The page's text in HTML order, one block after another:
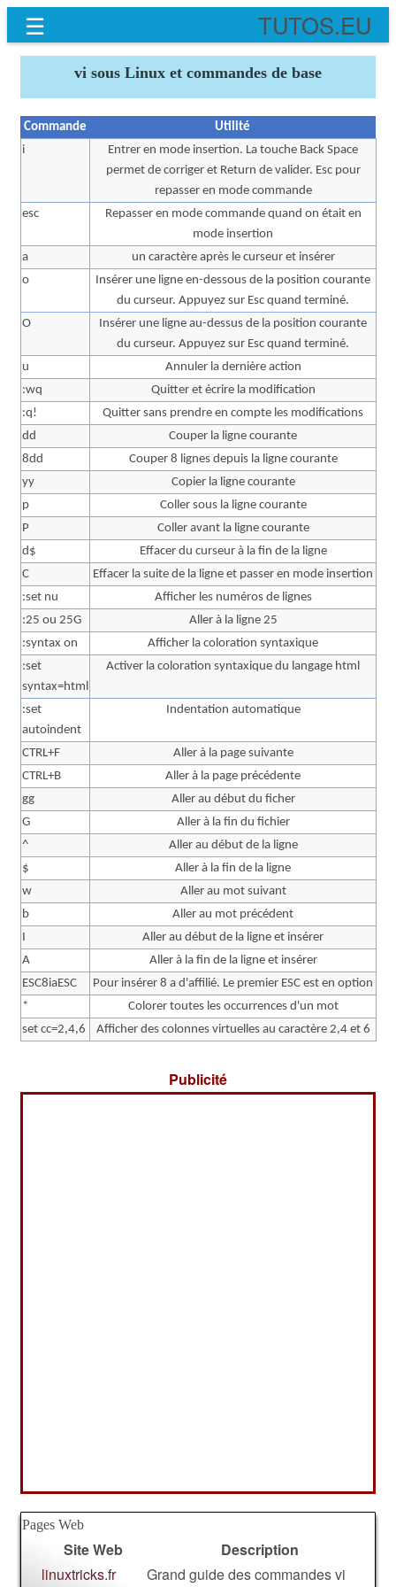
☰ TUTOS.EU
vi sous Linux et commandes de base
Commande
Utilité
i
Entrer en mode insertion. La touche Back Space
permet de corriger et Return de valider. Esc pour
repasser en mode commande
esc
Repasser en mode commande quand on était en
mode insertion
a
un caractère après le curseur et insérer
o
Insérer une ligne en-dessous de la position courante
du curseur. Appuyez sur Esc quand terminé.
O
Insérer une ligne au-dessus de la position courante
du curseur. Appuyez sur Esc quand terminé.
u
Annuler la dernière action
:wq
Quitter et écrire la modification
:q!
Quitter sans prendre en compte les modifications
dd
Couper la ligne courante
8dd
Couper 8 lignes depuis la ligne courante
yy
Copier la ligne courante
p
Coller sous la ligne courante
P
Coller avant la ligne courante
d$
Effacer du curseur à la fin de la ligne
C
Effacer la suite de la ligne et passer en mode insertion
:set nu
Afficher les numéros de lignes
:25 ou 25G
Aller à la ligne 25
:syntax on
Afficher la coloration syntaxique
:set
syntax=html
Activer la coloration syntaxique du langage html
:set
autoindent
Indentation automatique
CTRL+F
Aller à la page suivante
CTRL+B
Aller à la page précédente
gg
Aller au début du ficher
G
Aller à la fin du fichier
^
Aller au début de la ligne
$
Aller à la fin de la ligne
w
Aller au mot suivant
b
Aller au mot précédent
I
Aller au début de la ligne et insérer
A
Aller à la fin de la ligne et insérer
ESC8iaESC
Pour insérer 8 a d'affilié. Le premier ESC est en option
*
Colorer toutes les occurrences d'un mot
set cc=2,4,6
Afficher des colonnes virtuelles au caractère 2,4 et 6
Publicité
Pages Web
Site Web
Description
linuxtricks.fr
Grand guide des commandes vi